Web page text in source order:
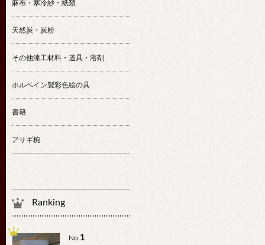
麻布・寒冷紗・紙類
天然炭・炭粉
その他漆工材料・道具・溶剤
ホルベイン製彩色絵の具
書籍
アサギ椀
Ranking
No.1